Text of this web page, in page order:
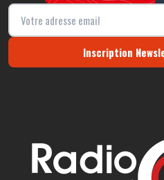
Inscription